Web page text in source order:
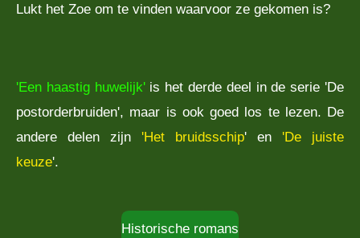
Lukt het Zoe om te vinden waarvoor ze gekomen is?
'Een haastig huwelijk'is het derde deel in de serie 'De
postorderbruiden', maar is ook goed los te lezen. De
andere delen zijn 'Het bruidsschip' en 'De juiste
keuze'.
Historische romans